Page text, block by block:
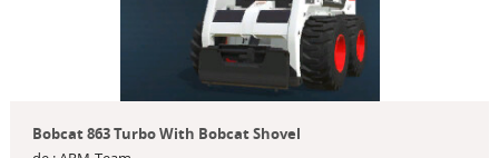
Bobcat 863 Turbo With Bobcat Shovel